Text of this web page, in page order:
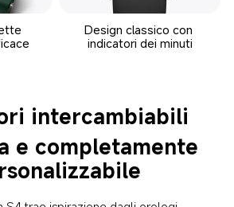
Design classico con
indicatori dei minuti
intercambiabili
e completamente